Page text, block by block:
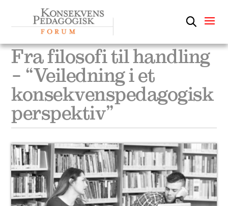
OM KONSEKVENSPEDAGOGIKK
OM FORUMET
KONTAKTINFO
Aktuelt
Publikasjoner
Materiell
Kurs og konferanser
Om konsekvenspedagogikk
Fra filosofi til handling
– “Veiledning i et
konsekvenspedagogisk
perspektiv”